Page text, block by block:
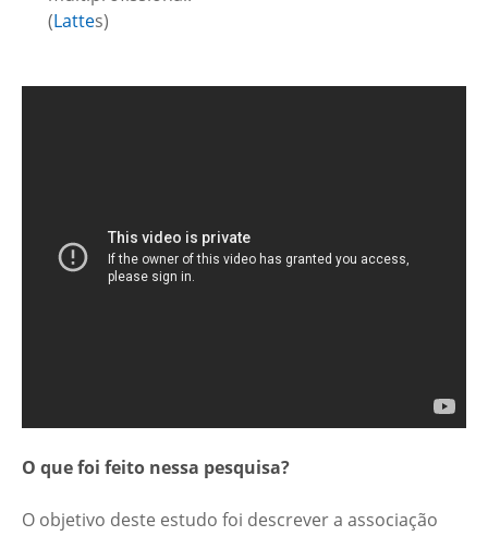
(Lattes)
O que foi feito nessa pesquisa?
O objetivo deste estudo foi descrever a associação